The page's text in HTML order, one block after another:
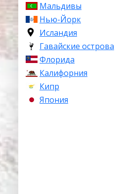
Мальдивы
Нью-Йорк
Исландия
Гавайские острова
Флорида
Калифорния
Кипр
Япония